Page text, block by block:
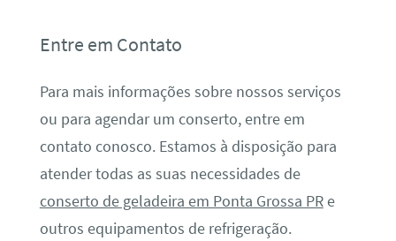
Entre em Contato
Para mais informações sobre nossos serviços
ou para agendar um conserto, entre em
contato conosco. Estamos à disposição para
atender todas as suas necessidades de
conserto de geladeira em Ponta Grossa PRe
outros equipamentos de refrigeração.